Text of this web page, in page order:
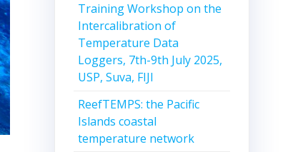
Training Workshop on the
Intercalibration of
Temperature Data
Loggers, 7th-9th July 2025,
USP, Suva, FIJI
ReefTEMPS: the Pacific
Islands coastal
temperature network